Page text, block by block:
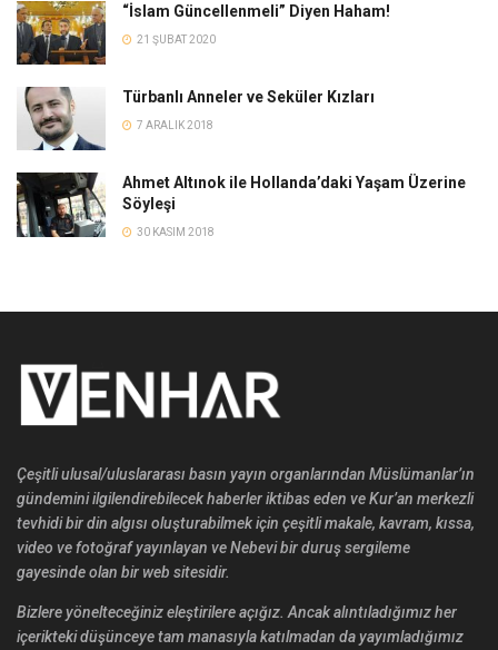
“İslam Güncellenmeli” Diyen Haham!
21 ŞUBAT 2020
Türbanlı Anneler ve Seküler Kızları
7 ARALIK 2018
Ahmet Altınok ile Hollanda’daki Yaşam Üzerine
Söyleşi
30 KASIM 2018
Çeşitli ulusal/uluslararası basın yayın organlarından Müslümanlar’ın
gündemini ilgilendirebilecek haberler iktibas eden ve Kur’an merkezli
tevhidi bir din algısı oluşturabilmek için çeşitli makale, kavram, kıssa,
video ve fotoğraf yayınlayan ve Nebevi bir duruş sergileme
gayesinde olan bir web sitesidir.
Bizlere yönelteceğiniz eleştirilere açığız. Ancak alıntıladığımız her
içerikteki düşünceye tam manasıyla katılmadan da yayımladığımız